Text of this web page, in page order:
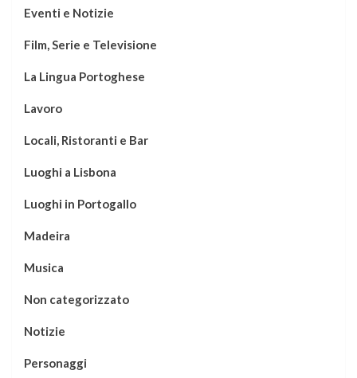
Eventi e Notizie
Film, Serie e Televisione
La Lingua Portoghese
Lavoro
Locali, Ristoranti e Bar
Luoghi a Lisbona
Luoghi in Portogallo
Madeira
Musica
Non categorizzato
Notizie
Personaggi